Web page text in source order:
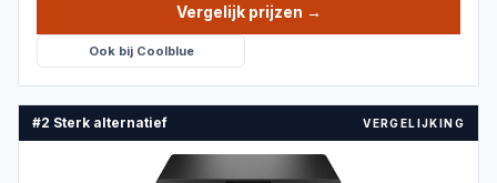
Vergelijk prijzen →
Ook bij Coolblue
#2 Sterk alternatief VERGELIJKING